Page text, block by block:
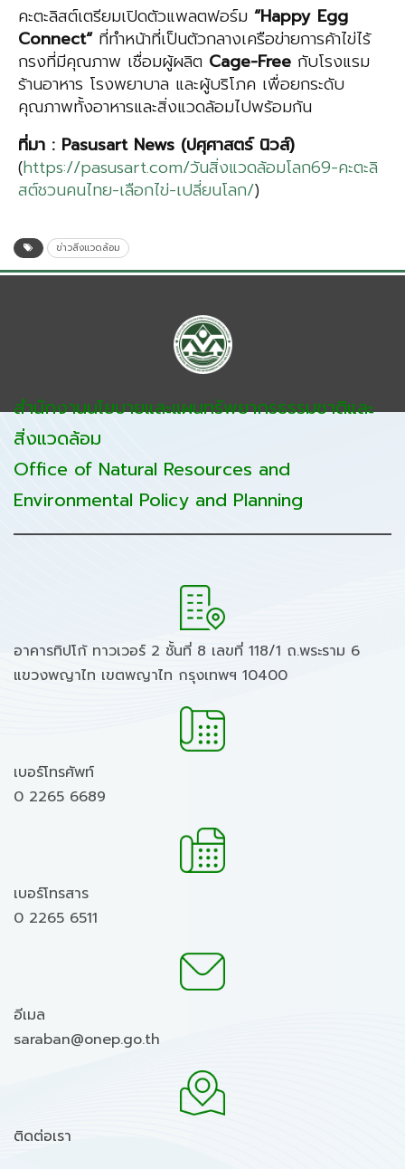
คะตะลิสต์เตรียมเปิดตัวแพลตฟอร์ม “Happy Egg
Connect“ที่ทำหน้าที่เป็นตัวกลางเครือข่ายการค้าไข่ไร้
กรงที่มีคุณภาพ เชื่อมผู้ผลิต Cage-Free กับโรงแรม
ร้านอาหาร โรงพยาบาล และผู้บริโภค เพื่อยกระดับ
คุณภาพทั้งอาหารและสิ่งแวดล้อมไปพร้อมกัน
ที่มา : PasusartNews (ปศุศาสตร์ นิวส์)
(https://pasusart.com/วันสิ่งแวดล้อมโลก69-คะตะลิ
สต์ชวนคนไทย-เลือกไข่-เปลี่ยนโลก/)
ข่าวสิ่งแวดล้อม
สำนักงานนโยบายและแผนทรัพยากรธรรมชาติและ
สิ่งแวดล้อม
Office of Natural Resources and
Environmental Policy and Planning
อาคารทิปโก้ ทาวเวอร์ 2 ชั้นที่ 8 เลขที่ 118/1 ถ.พระราม 6
แขวงพญาไท เขตพญาไท กรุงเทพฯ 10400
เบอร์โทรศัพท์
0 2265 6689
เบอร์โทรสาร
0 2265 6511
อีเมล
saraban@onep.go.th
ติดต่อเรา